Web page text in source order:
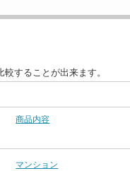
することが出来ます。
商品内容
マンション